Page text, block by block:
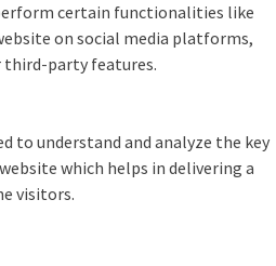
certain functionalities like
on social media platforms,
third-party features.
to understand and analyze the key
which helps in delivering a
visitors.